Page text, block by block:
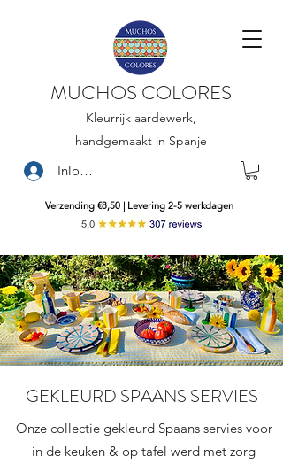
MUCHOS COLORES
Kleurrijk aardewerk,
handgemaakt in Spanje
Verzending €8,50 | Levering 2-5 werkdagen
Inloggen
GEKLEURD SPAANS SERVIES
Onze collectie gekleurd Spaans servies voor
in de keuken & op tafel werd met zorg